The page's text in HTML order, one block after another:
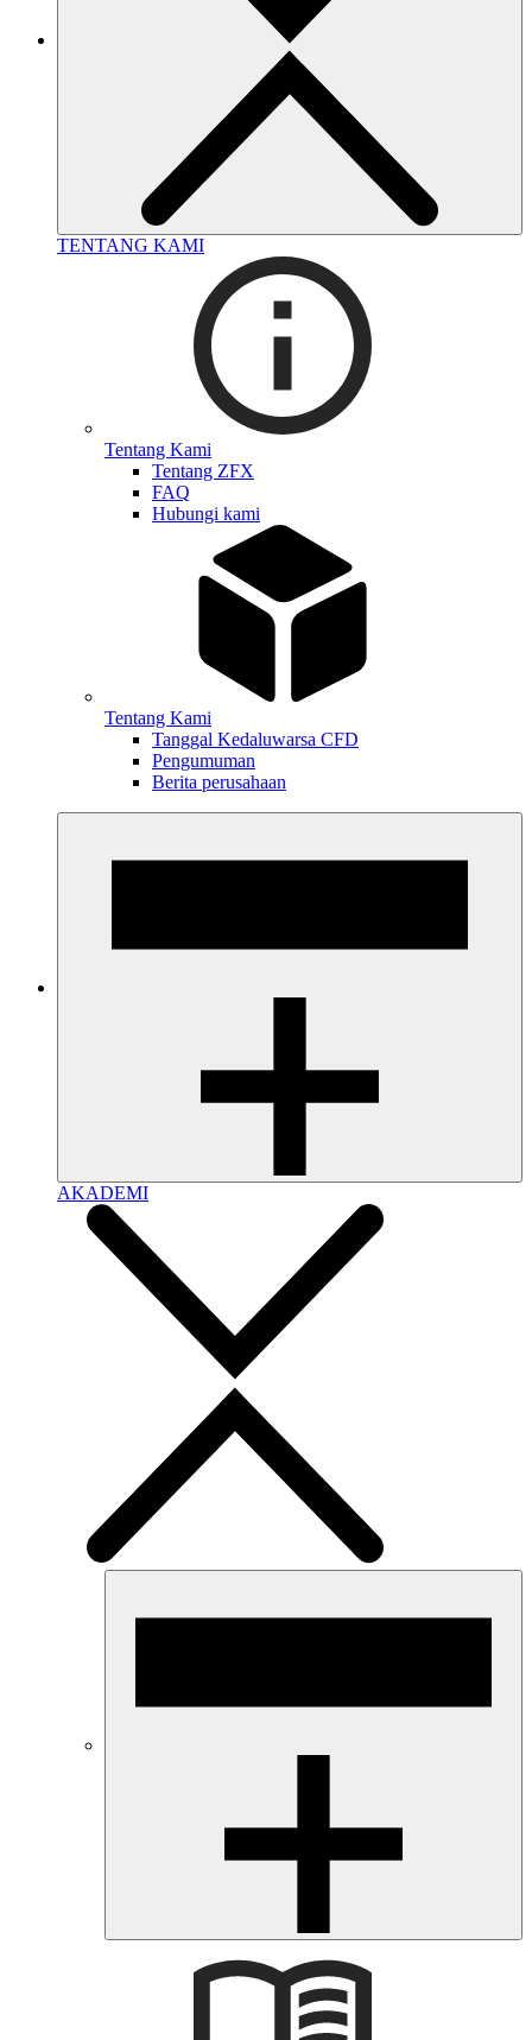
TENTANG KAMI
Tentang Kami
Tentang ZFX
FAQ
Hubungi kami
Tentang Kami
Tanggal Kedaluwarsa CFD
Pengumuman
Berita perusahaan
AKADEMI